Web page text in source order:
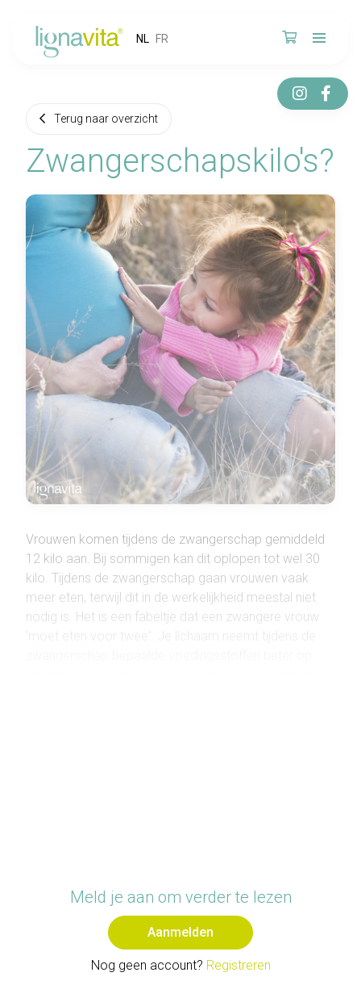
NL FR
Terug naar overzicht
Zwangerschapskilo's?
Vrouwen komen tijdens de zwangerschap gemiddeld
12 kilo aan. Bij sommigen kan dit oplopen tot wel 30
kilo. Tijdens de zwangerschap gaan vrouwen vaak
meer eten, terwijl dit in de werkelijkheid meestal niet
nodig is. Het is een fabeltje dat een zwangere vrouw
kersverse mama aan wilt denken. Een baby verandert
je leven volledig en je raakt er moe en uitge
Meld je aan om verder te lezen
Aanmelden
Nog geen account? Registreren